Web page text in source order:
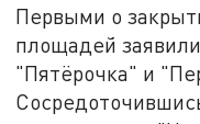
Первыми о
площадей
"Пятёрочка" и